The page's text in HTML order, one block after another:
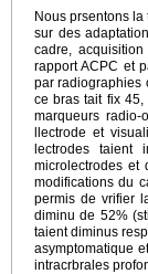
Nous prsentons
sur des
cadre,
rapport ACPC et
par radiographies
ce bras tait fix
marqueurs
llectrode et
lectrodes taient
microlectrodes
modifications du
permis de vrifier
diminu de 52%
taient diminus
asymptomatique
intracrbrales